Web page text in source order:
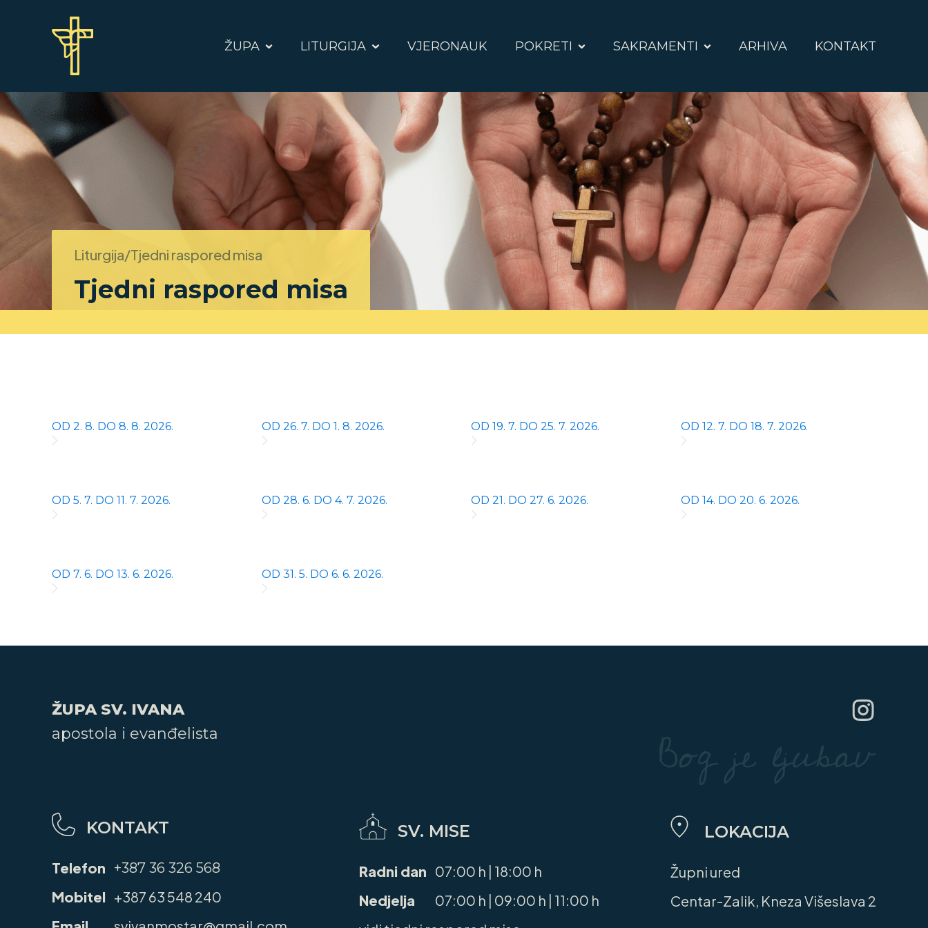
ŽUPA LITURGIJA VJERONAUK POKRETI SAKRAMENTI ARHIVA KONTAKT
Liturgija/Tjedni raspored misa
Tjedni raspored misa
OD 2. 8. DO 8. 8. 2026. OD 26. 7. DO 1. 8. 2026. OD 19. 7. DO 25. 7. 2026. OD 12. 7. DO 18. 7. 2026.
OD 5. 7. DO 11. 7. 2026. OD 28. 6. DO 4. 7. 2026. OD 21. DO 27. 6. 2026. OD 14. DO 20. 6. 2026.
OD 7. 6. DO 13. 6. 2026. OD 31. 5. DO 6. 6. 2026.
ŽUPA SV. IVANA
apostola i evanđelista
KONTAKT
Telefon +387 36 326 568
Mobitel +387 63 548 240
SV. MISE
Radni dan 07:00 h | 18:00 h
Nedjelja
07:00 h | 09:00 h | 11:00 h
LOKACIJA
Župni ured
Centar-Zalik, Kneza Višeslava 2